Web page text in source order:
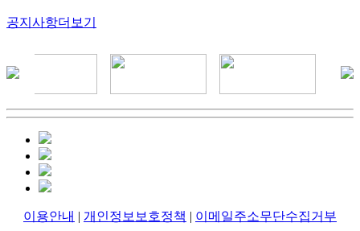
공지사항더보기
이용안내 | 개인정보보호정책 | 이메일주소무단수집거부